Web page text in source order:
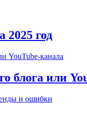
2025 год
блога или